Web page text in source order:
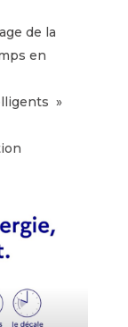
de la
en
»